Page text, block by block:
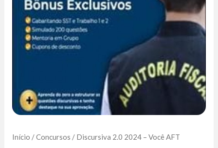
Início /Concursos / Discursiva 2.0 2024 – Você AFT